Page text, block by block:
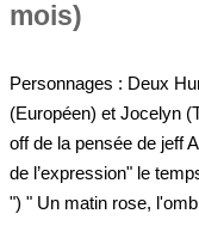
mois)
Personnages : Deux
(Européen) et Jocelyn
off de la pensée de jeff
de l’expression" le
") " Un matin rose,